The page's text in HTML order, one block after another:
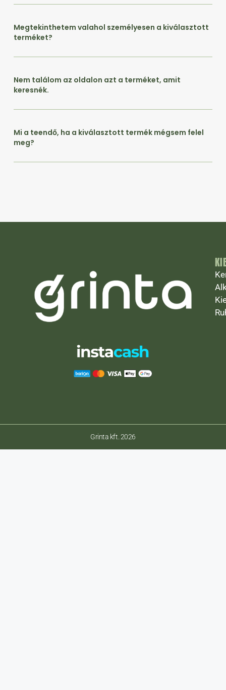
Megtekinthetem valahol személyesen a kiválasztott
terméket?
Nem találom az oldalon azt a terméket, amit
keresnék.
Mi a teendő, ha a kiválasztott termék mégsem felel
meg?
Grinta kft. 2026